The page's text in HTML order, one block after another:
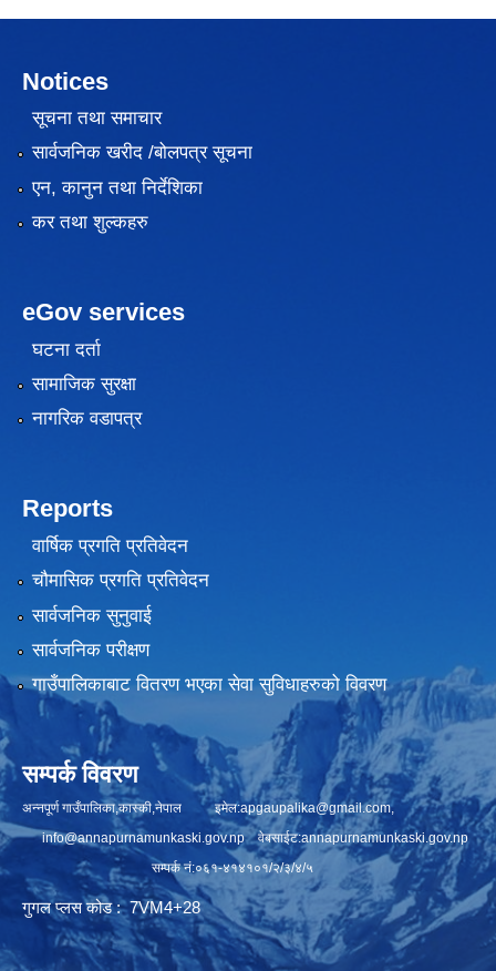
Notices
सूचना तथा समाचार
सार्वजनिक खरीद /बोलपत्र सूचना
एन, कानुन तथा निर्देशिका
कर तथा शुल्कहरु
eGov services
घटना दर्ता
सामाजिक सुरक्षा
नागरिक वडापत्र
Reports
वार्षिक प्रगति प्रतिवेदन
चौमासिक प्रगति प्रतिवेदन
सार्वजनिक सुनुवाई
सार्वजनिक परीक्षण
गाउँपालिकाबाट वितरण भएका सेवा सुविधाहरुको विवरण
सम्पर्क विवरण
अन्नपूर्ण गाउँपालिका,कास्की,नेपाल इमेल:apgaupalika@gmail.com,
info@annapurnamunkaski.gov.npवेबसाईट:annapurnamunkaski.gov.np
सम्पर्क नं:०६१-४१४१०१/२/३/४/५
गुगल प्लस कोड : 7VM4+28